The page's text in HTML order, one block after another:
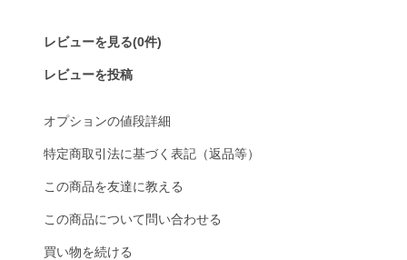
レビューを見る(0件)
レビューを投稿
オプションの値段詳細
特定商取引法に基づく表記（返品等）
この商品を友達に教える
この商品について問い合わせる
買い物を続ける